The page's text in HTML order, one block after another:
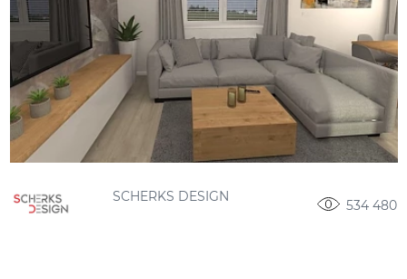
SCHERKS DESIGN
534 480